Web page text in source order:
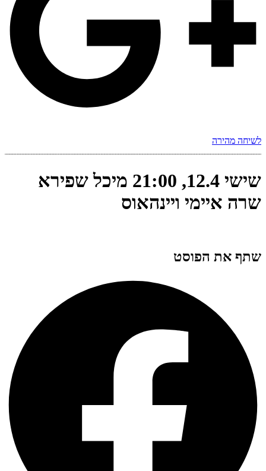
לשיחה מהירה
שישי 12.4, 21:00 מיכל שפירא
שרה איימי ויינהאוס
שתף את הפוסט